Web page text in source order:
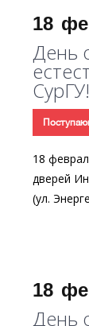
18
День
СурГУ!
18
дверей
(ул.
18
День